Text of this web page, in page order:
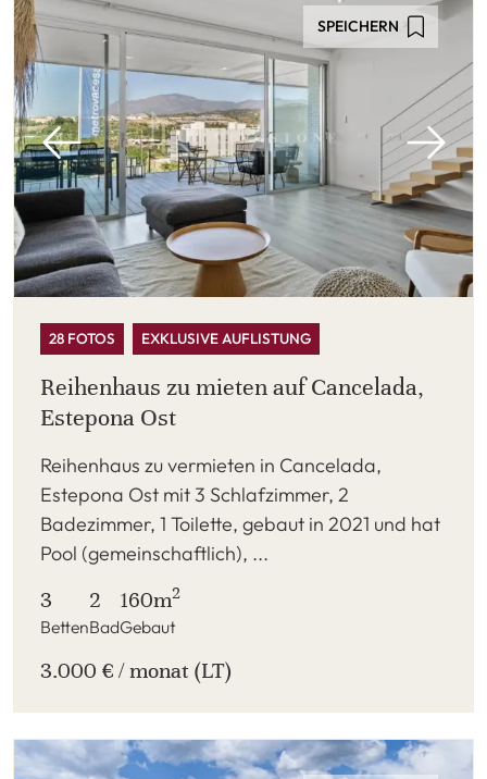
SPEICHERN
28 FOTOS EXKLUSIVE AUFLISTUNG
Reihenhaus zu mieten auf Cancelada,
Estepona Ost
Reihenhaus zu vermieten in Cancelada,
Estepona Ost mit 3 Schlafzimmer, 2
Badezimmer, 1 Toilette, gebaut in 2021 und hat
Pool (gemeinschaftlich), ...
3
Betten
2
Bad
160m2
Gebaut
3.000 € / monat (LT)